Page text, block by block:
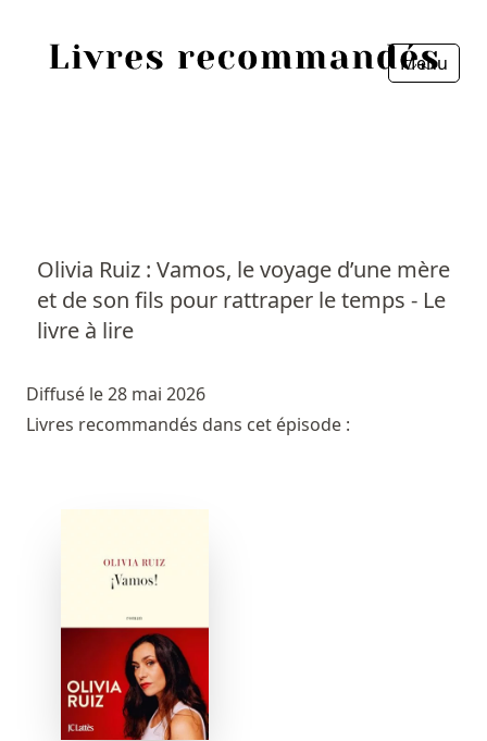
Menu
Olivia Ruiz : Vamos, le voyage d’une mère
et de son fils pour rattraper le temps - Le
livre à lire
Diffusé le 28 mai 2026
Livres recommandés dans cet épisode :
Personnes
Livres les plus recommandés
Fermer